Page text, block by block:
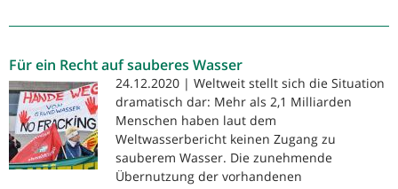
der
konkret:
–
eine
saubere
Alternative
zu
Atomkraft
Für ein Recht auf sauberes Wasser
24.12.2020 | Weltweit stellt sich die Situation
dramatisch dar: Mehr als 2,1 Milliarden
Menschen haben laut dem
Weltwasserbericht keinen Zugang zu
sauberem Wasser. Die zunehmende
Übernutzung der vorhandenen